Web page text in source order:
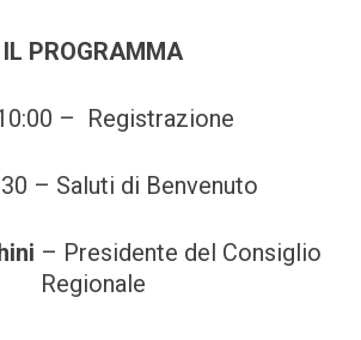
IL PROGRAMMA
– Registrazione
– Saluti di Benvenuto
– Presidente del Consiglio
Regionale